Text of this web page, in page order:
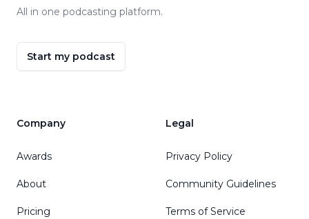
All in one podcasting platform.
Start my podcast
Company
Awards
About
Pricing
Legal
Privacy Policy
Community Guidelines
Terms of Service